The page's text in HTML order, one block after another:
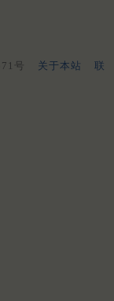
号 关于本站
联